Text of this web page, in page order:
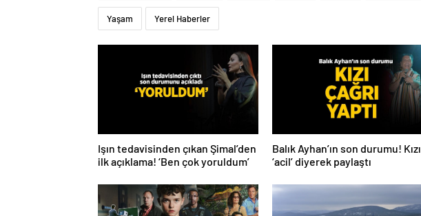
Yaşam Yerel Haberler
Işın tedavisinden çıkan Şimal’den
ilk açıklama! ‘Ben çok yoruldum’
Balık Ayhan’ın son durumu! Kızı
‘acil’ diyerek paylaştı